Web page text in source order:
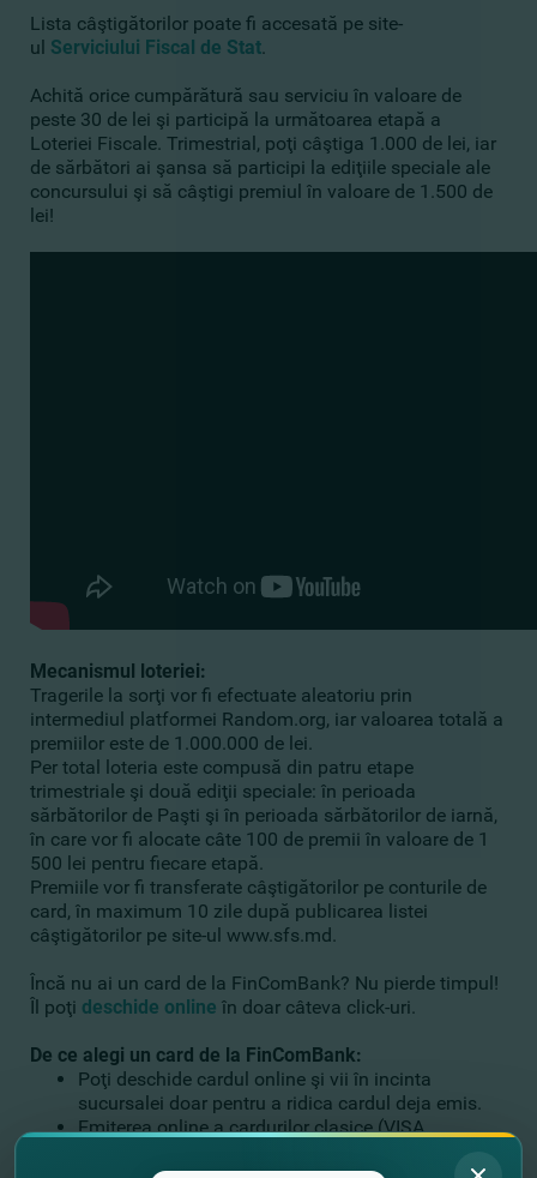
Lista câştigătorilor poate fi accesată pe site-
ul Serviciului Fiscal de Stat.
Achită orice cumpărătură sau serviciu în valoare de
peste 30 de lei şi participă la următoarea etapă a
Loteriei Fiscale. Trimestrial, poţi câştiga 1.000 de lei, iar
de sărbători ai şansa să participi la ediţiile speciale ale
concursului şi să câştigi premiul în valoare de 1.500 de
lei!
Mecanismul loteriei:
Tragerile la sorţi vor fi efectuate aleatoriu prin
intermediul platformei Random.org, iar valoarea totală a
premiilor este de 1.000.000 de lei.
Per total loteria este compusă din patru etape
trimestriale şi două ediţii speciale: în perioada
sărbătorilor de Paşti şi în perioada sărbătorilor de iarnă,
în care vor fi alocate câte 100 de premii în valoare de 1
500 lei pentru fiecare etapă.
Premiile vor fi transferate câştigătorilor pe conturile de
card, în maximum 10 zile după publicarea listei
câştigătorilor pe site-ul www.sfs.md.
Încă nu ai un card de la FinComBank? Nu pierde timpul!
Îl poţi deschide online în doar câteva click-uri.
De ce alegi un card de la FinComBank:
Poţi deschide cardul online şi vii în incinta
sucursalei doar pentru a ridica cardul deja emis.
Emiterea online a cardurilor clasice (VISA